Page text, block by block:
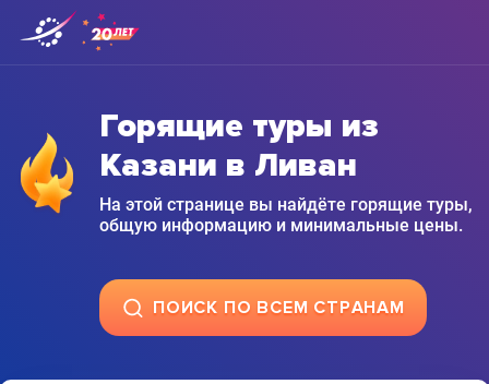
Горящие туры из
Казани в Ливан
На этой странице вы найдёте горящие туры,
общую информацию и минимальные цены.
ПОИСК ПО ВСЕМ СТРАНАМ